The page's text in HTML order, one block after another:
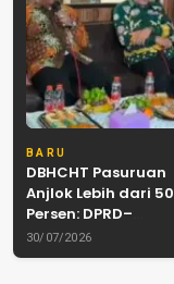
BARU
DBHCHT Pasuruan
Anjlok Lebih dari 50
Persen: DPRD–
Pemkab–Bea Cukai
Perkuat Perang
30/07/2026